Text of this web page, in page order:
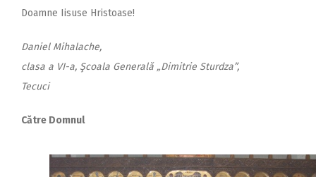
Doamne Iisuse Hristoase!
Daniel Mihalache,
clasa a VI-a, Şcoala Generală „Dimitrie Sturdza”,
Tecuci
Către Domnul